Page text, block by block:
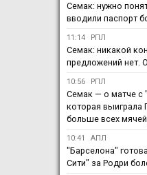
Семак: нужно
вводили паспорт
11:14 РПЛ
Семак: никакой
предложений нет.
10:56 РПЛ
Семак — о матче с
которая выиграла
больше всех
10:41 АПЛ
"Барселона"
Сити" за Родри